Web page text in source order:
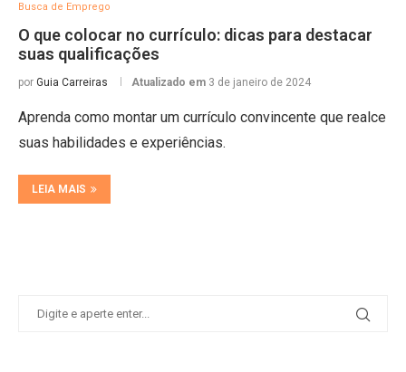
Busca de Emprego
O que colocar no currículo: dicas para destacar
suas qualificações
por Guia Carreiras Atualizado em 3 de janeiro de 2024
Aprenda como montar um currículo convincente que realce
suas habilidades e experiências.
LEIA MAIS